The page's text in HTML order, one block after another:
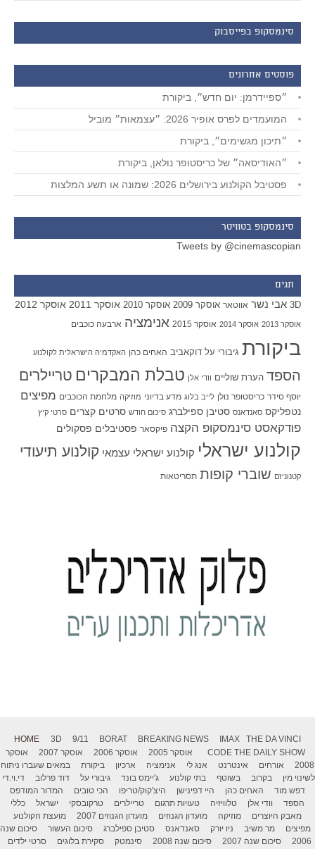
סינמסקופ בפייסבוק
פוסטים אחרונים
״ספיידרמן: יום חדש״, ביקורת
המועמדים לפרס אופיר 2026: ״עצמאות״ מוביל
״תיכון מגשימים״, ביקורת
״האודיסאה״ של כריסטופר נולאן, ביקורת
פסטיבל הקולנוע בירושלים 2026: שמונה או תשע המלצות
סינמסקופ בטוויטר
Tweets by @cinemascopian
תגים
3D אבי נשר אווטאר אוסקר 2009 אוסקר 2010 אוסקר 2011 אוסקר 2012
אוסקר 2013 אוסקר 2014 אוסקר 2015 אנימציה ארבעה כוכבים
ביקורת גיבורי על דוקאביב האחים כהן האקדמיה הישראלית לקולנוע
הספד הערת שוליים וודי אלן טבלת המבקרים טריילרים
יוסף סידר כריסטופר נולן לייב בלוג מדע בדיוני מוזיקה מלחמת הכוכבים מפיצים
נטפליקס סאנדאנס סטיבן ספילברג סיכום חודש סרטים קצרים סרטי קיץ
פודקאסט סינמסקופ הקצה פיקסאר פסטיבלים פסקולים
קולנוע ישראלי קולנוע ישראלי עצמאי קולנוע תיעודי
קטנוניזם שוברי קופות תסריטאות
HOME 3D 9/11 BORAT BREAKING NEWS IMAX
THE DA VINCI
CODE THE DAILY SHOW אוסקר 2005 אוסקר 2006 אוסקר 2007
אוסקר
2008
אורחים אינטרנט אנג לי אנימציה ארכיון ביקורת
במאים שעברו ניתוח
לשינוי מין
בקרוב בשוטף בתי קולנוע ג'יימס בונד גיבורי על דוד פרלוב
די.וי.די
דפש מוד
האחים כהן היי דפינישן היצ'קוק/טריפו הכי טובים
המדור המודפס
הספד
וודי אלן טלוויזיה טעויות תרגום טריילרים טרקובסקי ישראל
כללי
מאבק היוצרים
מוזיקה מועדון הגנוזים מועדון הגנוזים 2007
מועצת הקולנוע
מפיצים
מר משיב ניו יורק סאנדאנס סטיבן ספילברג סיכום העשור
סיכום שנה
2006
סיכום שנה 2007 סיכום שנה 2008 סינמטק סקירת בלוגים סרטי ילדים